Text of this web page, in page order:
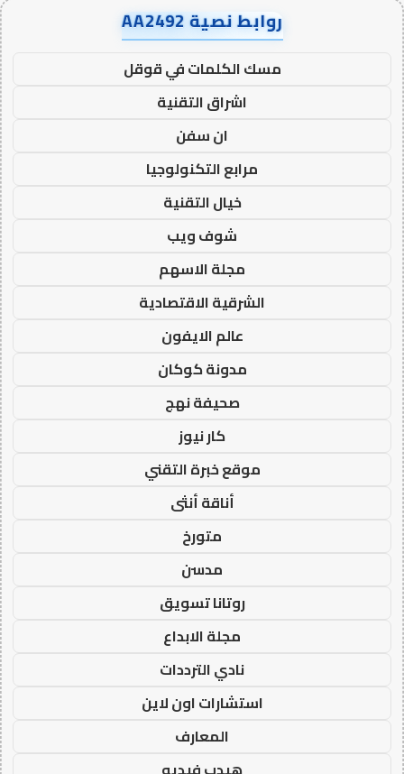
روابط نصية AA2492
مسك الكلمات في قوقل
اشراق التقنية
ان سفن
مرابع التكنولوجيا
خيال التقنية
شوف ويب
مجلة الاسهم
الشرقية الاقتصادية
عالم الايفون
مدونة كوكان
صحيفة نهج
كار نيوز
موقع خبرة التقني
أناقة أنثى
متورخ
مدسن
روتانا تسويق
مجلة الابداع
نادي الترددات
استشارات اون لاين
المعارف